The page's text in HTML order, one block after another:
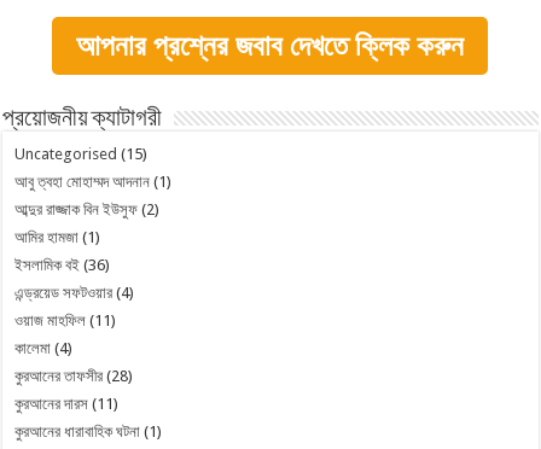
আপনার প্রশ্নের জবাব দেখতে ক্লিক করুন
প্রয়োজনীয় ক্যাটাগরী
Uncategorised (15)
আবু ত্বহা মোহাম্মদ আদনান (1)
আব্দুর রাজ্জাক বিন ইউসুফ (2)
আমির হামজা (1)
ইসলামিক বই (36)
এন্ড্রয়েড সফটওয়ার (4)
ওয়াজ মাহফিল (11)
কালেমা (4)
কুরআনের তাফসীর (28)
কুরআনের দারস (11)
কুরআনের ধারাবাহিক ঘটনা (1)